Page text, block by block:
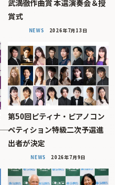
武満徹作曲賞 本選演奏会＆授
賞式
NEWS 2026年7月13日
第50回ピティナ・ピアノコン
ペティション特級二次予選進
出者が決定
NEWS 2026年7月9日